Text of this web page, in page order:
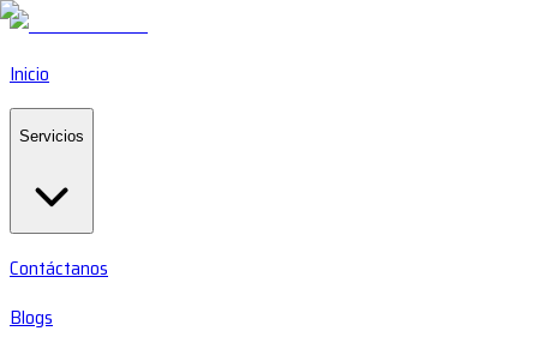
Inicio
Servicios
Contáctanos
Blogs